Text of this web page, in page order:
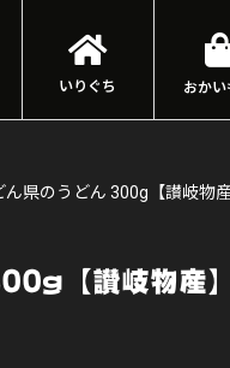
いりぐち おかい
ん県のうどん 300g【讃岐物産
【讃岐物産】